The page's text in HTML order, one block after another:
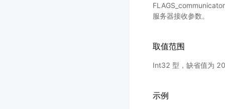
服务器接收参数。
取值范围
Int32 型，缺省值为
示例